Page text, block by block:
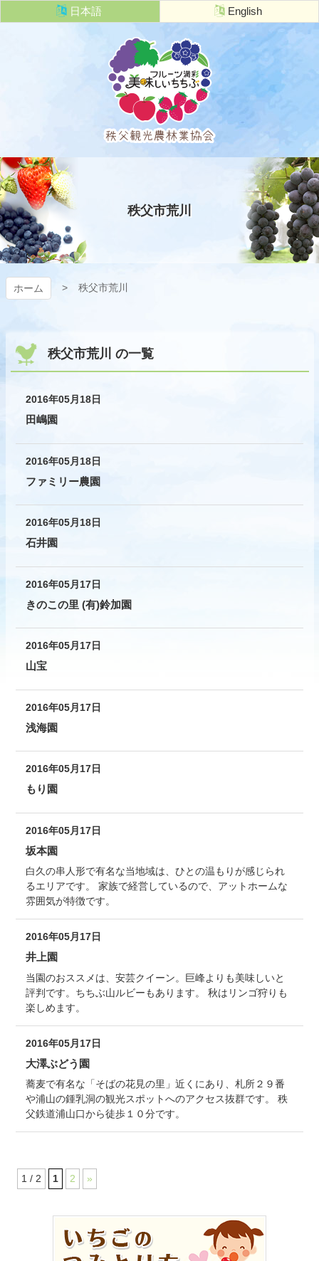
ン
ッ
プ
日本語 English
秩父観光農
秩父市荒川
ホーム 秩父市荒川
秩父市荒川 の一覧
2016年05月18日
田嶋園
2016年05月18日
ファミリー農園
2016年05月18日
石井園
2016年05月17日
きのこの里 (有)鈴加園
2016年05月17日
山宝
2016年05月17日
浅海園
2016年05月17日
もり園
2016年05月17日
坂本園
白久の串人形で有名な当地域は、ひとの温もりが感じられ
るエリアです。 家族で経営しているので、アットホームな
雰囲気が特徴です。
2016年05月17日
井上園
当園のおススメは、安芸クイーン。巨峰よりも美味しいと
評判です。ちちぶ山ルビーもあります。 秋はリンゴ狩りも
楽しめます。
2016年05月17日
大澤ぶどう園
蕎麦で有名な「そばの花見の里」近くにあり、札所２９番
や浦山の鍾乳洞の観光スポットへのアクセス抜群です。 秩
父鉄道浦山口から徒歩１０分です。
1 / 2 1 2 »